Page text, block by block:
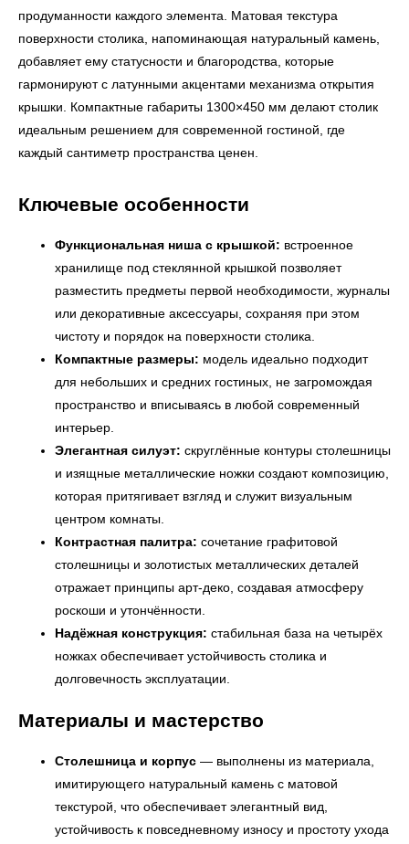
продуманности каждого элемента. Матовая текстура
поверхности столика, напоминающая натуральный камень,
добавляет ему статусности и благородства, которые
гармонируют с латунными акцентами механизма открытия
крышки. Компактные габариты 1300×450 мм делают столик
идеальным решением для современной гостиной, где
каждый сантиметр пространства ценен.
Ключевые особенности
Функциональная ниша с крышкой: встроенное
хранилище под стеклянной крышкой позволяет
разместить предметы первой необходимости, журналы
или декоративные аксессуары, сохраняя при этом
чистоту и порядок на поверхности столика.
Компактные размеры: модель идеально подходит
для небольших и средних гостиных, не загромождая
пространство и вписываясь в любой современный
интерьер.
Элегантная силуэт: скруглённые контуры столешницы
и изящные металлические ножки создают композицию,
которая притягивает взгляд и служит визуальным
центром комнаты.
Контрастная палитра: сочетание графитовой
столешницы и золотистых металлических деталей
отражает принципы арт-деко, создавая атмосферу
роскоши и утончённости.
Надёжная конструкция: стабильная база на четырёх
ножках обеспечивает устойчивость столика и
долговечность эксплуатации.
Материалы и мастерство
Столешница и корпус — выполнены из материала,
имитирующего натуральный камень с матовой
текстурой, что обеспечивает элегантный вид,
устойчивость к повседневному износу и простоту ухода
← Вернуться на предыдущую страницу